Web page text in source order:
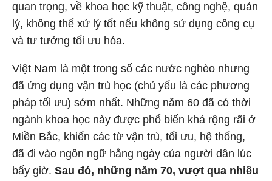
quan trọng, về khoa học kỹ thuật, công nghệ, quản
lý, không thể xử lý tốt nếu không sử dụng công cụ
và tư tưởng tối ưu hóa.
Việt Nam là một trong số các nước nghèo nhưng
đã ứng dụng vận trù học (chủ yếu là các phương
pháp tối ưu) sớm nhất. Những năm 60 đã có thời
ngành khoa học này được phổ biến khá rộng rãi ở
Miền Bắc, khiến các từ vận trù, tối ưu, hệ thống,
đã đi vào ngôn ngữ hằng ngày của người dân lúc
bấy giờ. Sau đó, những năm 70, vượt qua nhiều